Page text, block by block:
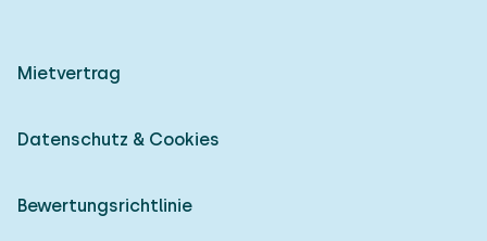
Mietvertrag
Datenschutz & Cookies
Bewertungsrichtlinie